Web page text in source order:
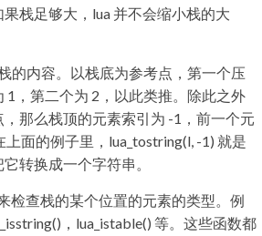
栈足够大，lua 并不会缩小栈的大
的内容。以栈底为参考点，第一个压
1，第二个为 2，以此类推。除此之外
那么栈顶的元素索引为 -1，前一个元
面的例子里，lua_tostring(l, -1) 就是
转换成一个字符串。
检查栈的某个位置的元素的类型。例
，lua_istable() 等。这些函数都